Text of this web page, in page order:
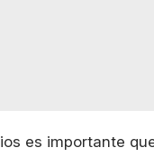
es importante